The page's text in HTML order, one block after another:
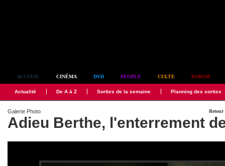
ACCUEIL CINÉMA DVD PEOPLE CULTE FORUM
Actualité De A à Z Sorties de la semaine Planning des sorties
Retour
Galerie Photo
Adieu Berthe, l'enterrement